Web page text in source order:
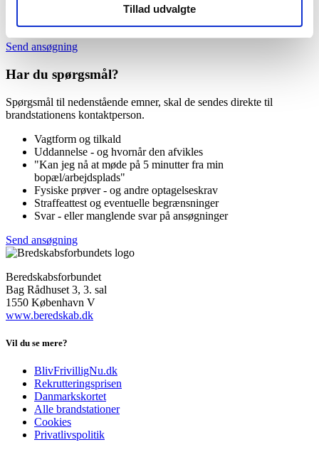
Tillad udvalgte
Du skal bo og/eller arbejde maks. 5 minutter fra brandstationen
Send ansøgning
Har du spørgsmål?
Spørgsmål til nedenstående emner, skal de sendes direkte til
brandstationens kontaktperson.
Vagtform og tilkald
Uddannelse - og hvornår den afvikles
"Kan jeg nå at møde på 5 minutter fra min
bopæl/arbejdsplads"
Fysiske prøver - og andre optagelseskrav
Straffeattest og eventuelle begrænsninger
Svar - eller manglende svar på ansøgninger
Send ansøgning
Beredskabsforbundet
Bag Rådhuset 3, 3. sal
1550 København V
www.beredskab.dk
Vil du se mere?
BlivFrivilligNu.dk
Rekrutteringsprisen
Danmarkskortet
Alle brandstationer
Cookies
Privatlivspolitik